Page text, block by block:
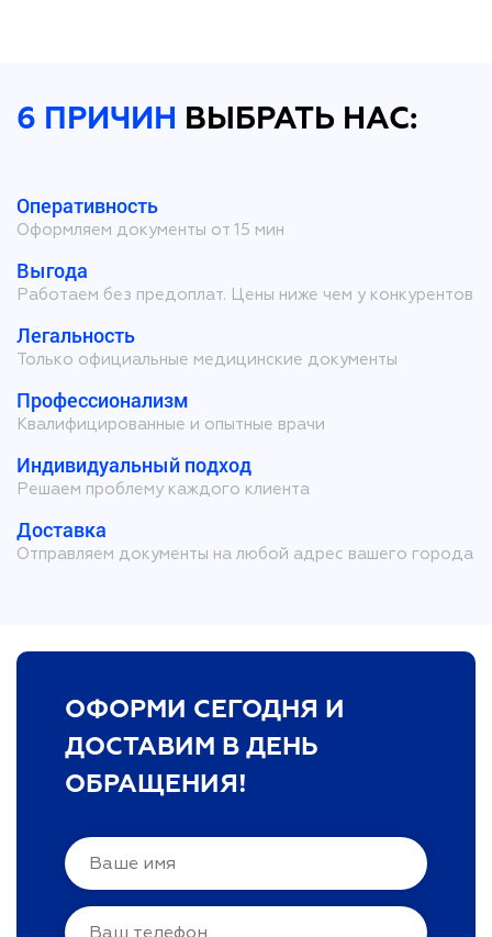
6 ПРИЧИН ВЫБРАТЬ НАС:
Оперативность
Оформляем документы от 15 мин
Выгода
Работаем без предоплат. Цены ниже чем у конкурентов
Легальность
Только официальные медицинские документы
Профессионализм
Квалифицированные и опытные врачи
Индивидуальный подход
Решаем проблему каждого клиента
Доставка
Отправляем документы на любой адрес вашего города
ОФОРМИ СЕГОДНЯ И
ДОСТАВИМ В ДЕНЬ
ОБРАЩЕНИЯ!